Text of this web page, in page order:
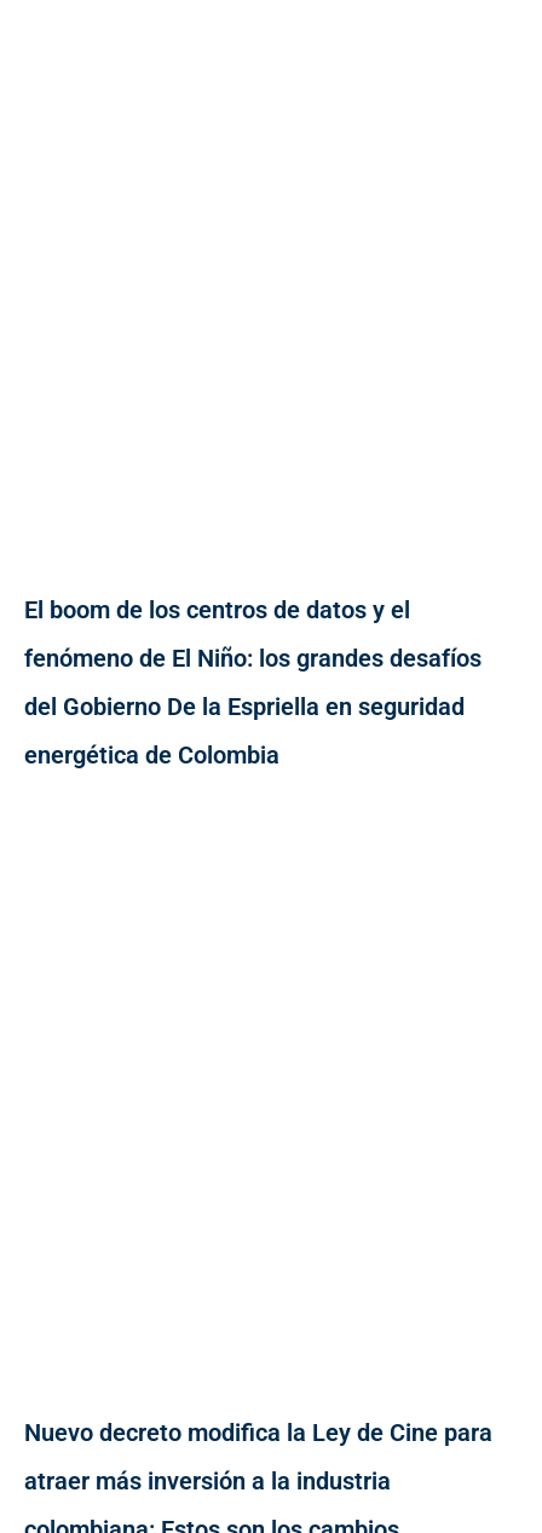
El boom de los centros de datos y el
fenómeno de El Niño: los grandes desafíos
del Gobierno De la Espriella en seguridad
energética de Colombia
Nuevo decreto modifica la Ley de Cine para
atraer más inversión a la industria